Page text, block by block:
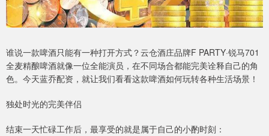
谁说一款啤酒只能有一种打开方式？云仓酒庄品牌F PARTY·锐马701
全麦精酿啤酒就像一位全能演员，在不同场合都能完美诠释自己的角
色。今天蓝乔配资，就让我们看看这款啤酒如何玩转各种生活场景！
独处时光的完美伴侣
结束一天忙碌工作后，最享受的就是属于自己的小酌时刻：